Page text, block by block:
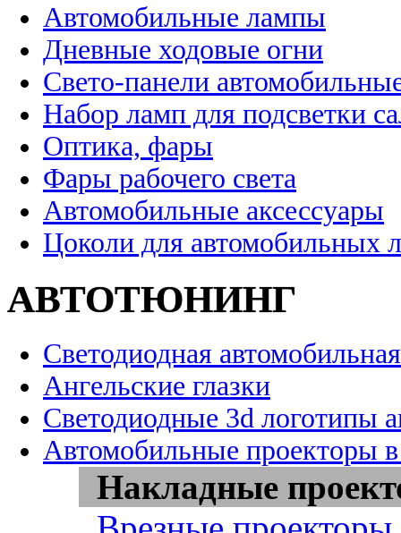
Автомобильные лампы
Дневные ходовые огни
Свето-панели
Набор ламп для подсветки
Оптика, фары
Фары рабочего света
Автомобильные аксессуары
Цоколи для автомобильных
АВТОТЮНИНГ
Светодиодная
Ангельские глазки
Светодиодные 3d логотипы
Автомобильные проекторы
Накладные